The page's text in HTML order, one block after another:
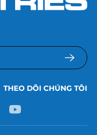
THEO DÕI CHÚNG TÔI